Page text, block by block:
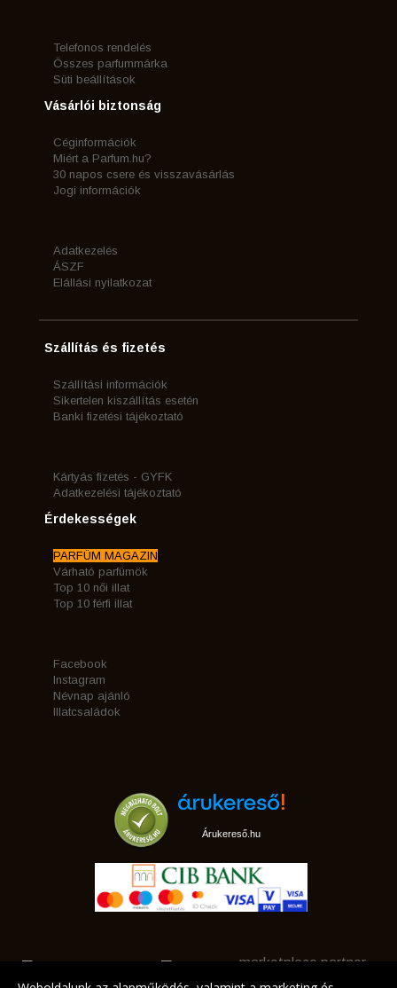
Telefonos rendelés
Összes parfummárka
Süti beállítások
Vásárlói biztonság
Céginformációk
Miért a Parfum.hu?
30 napos csere és visszavásárlás
Jogi információk
Adatkezelés
ÁSZF
Elállási nyilatkozat
Szállítás és fizetés
Szállítási információk
Sikertelen kiszállítás esetén
Banki fizetési tájékoztató
Kártyás fizetés - GYFK
Adatkezelési tájékoztató
Érdekességek
PARFÜM MAGAZIN
Várható parfümök
Top 10 női illat
Top 10 férfi illat
Facebook
Instagram
Névnap ajánló
Illatcsaládok
Árukereső.hu
marketplace partner